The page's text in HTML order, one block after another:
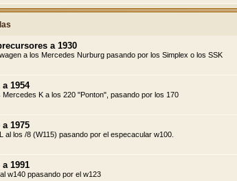
a 1930
a los Mercedes Nurburg pasando por los Simplex o los SSK
a 1954
Mercedes K a los 220 "Ponton", pasando por los 170
a 1975
al los /8 (W115) pasando por el especacular w100.
a 1991
w140 ppasando por el w123